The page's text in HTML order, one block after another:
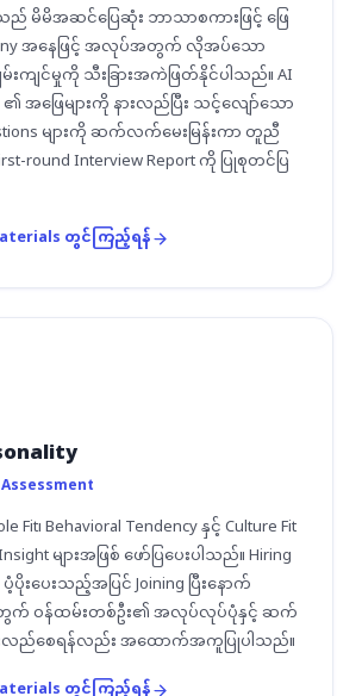
သည် မိမိအဆင်ပြေဆုံး ဘာသာစကားဖြင့် ဖြေ
အနေဖြင့် အလုပ်အတွက် လိုအပ်သော
ကျင်မှုကို သီးခြားအကဲဖြတ်နိုင်ပါသည်။ AI
အဖြေများကို နားလည်ပြီး သင့်လျော်သော
များကို ဆက်လက်မေးမြန်းကာ တူညီ
round Interview Report ကို ပြုစုတင်ပြ
တွင်ကြည့်ရန်
Fit၊ Behavioral Tendency နှင့် Culture Fit
များအဖြစ် ဖော်ပြပေးပါသည်။ Hiring
ပံ့ပိုးပေးသည့်အပြင် Joining ပြီးနောက်
အတွက် ဝန်ထမ်းတစ်ဦး၏ အလုပ်လုပ်ပုံနှင့် ဆက်
ည်စေရန်လည်း အထောက်အကူပြုပါသည်။